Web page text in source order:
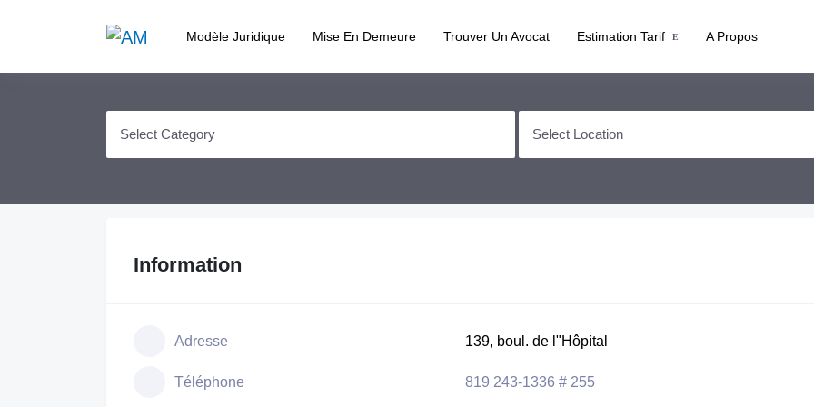
Modèle Juridique Mise En Demeure Trouver Un Avocat Estimation Tarif A Propos
Information
Adresse 139, boul. de l"Hôpital
Téléphone 819 243-1336 # 255